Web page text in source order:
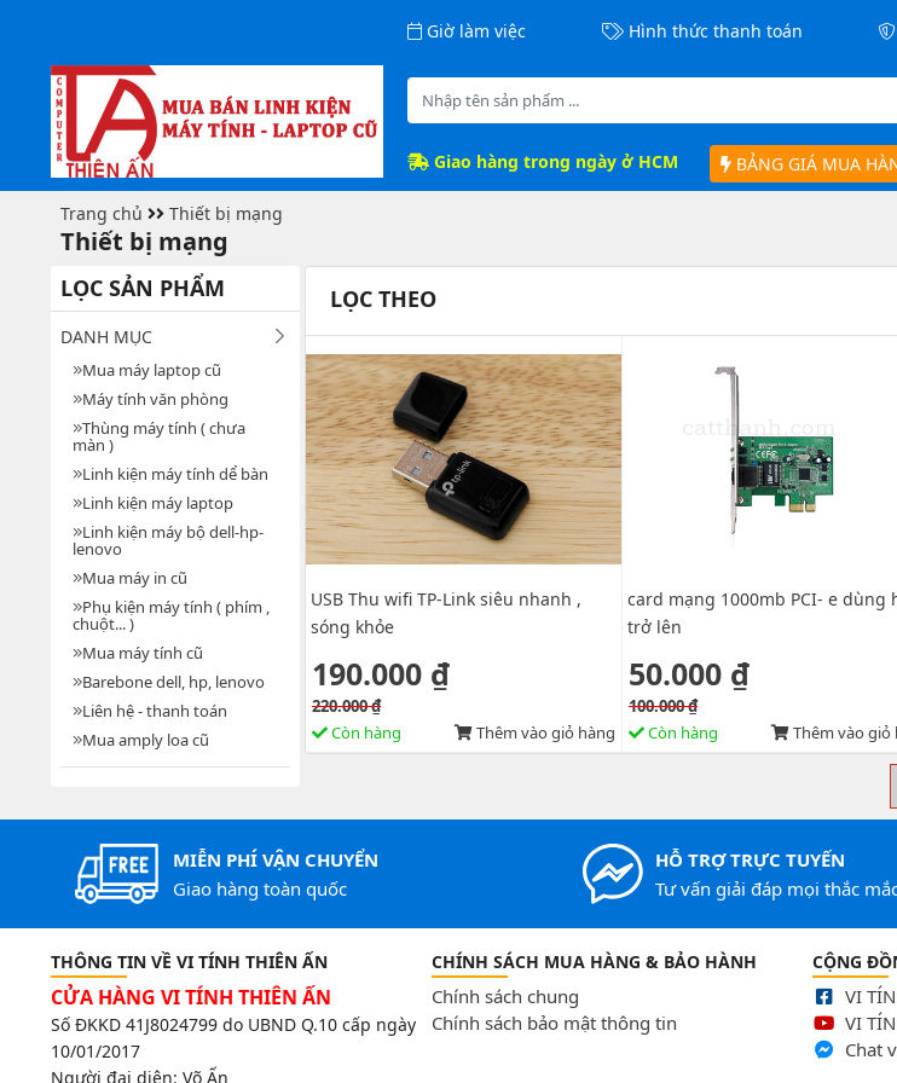
Giờ làm việc Hình thức thanh toán
Giao hàng trong ngày ở HCM BẢNG GIÁ MUA
Trang chủ Thiết bị mạng
Thiết bị mạng
LỌC SẢN PHẨM
DANH MỤC
Mua máy laptop cũ
Máy tính văn phòng
Thùng máy tính ( chưa
màn )
Linh kiện máy tính dể bàn
Linh kiện máy laptop
Linh kiện máy bộ dell-hp-
lenovo
Mua máy in cũ
Phụ kiện máy tính ( phím ,
chuột... )
Mua máy tính cũ
Barebone dell, hp, lenovo
Liên hệ - thanh toán
Mua amply loa cũ
LỌC THEO
USB Thu wifi TP-Link siêu nhanh ,
sóng khỏe
190.000 ₫
220.000 ₫
Còn hàng
Thêm vào giỏ hàng
card mạng 1000mb PCI- e dùng h61
trở lên
50.000 ₫
100.000 ₫
Còn hàng
Thêm vào giỏ
MIỄN PHÍ VẬN CHUYỂN
Giao hàng toàn quốc
HỖ TRỢ TRỰC TUYẾN
Tư vấn giải đáp mọi thắc
THÔNG TIN VỀ VI TÍNH THIÊN ẤN
CỬA HÀNG VI TÍNH THIÊN ẤN
Số ĐKKD 41J8024799 do UBND Q.10 cấp ngày
10/01/2017
Người đại diện: Võ Ấn
CHÍNH SÁCH MUA HÀNG & BẢO HÀNH
Chính sách chung
Chính sách bảo mật thông tin
CỘNG
VI
VI
Chat